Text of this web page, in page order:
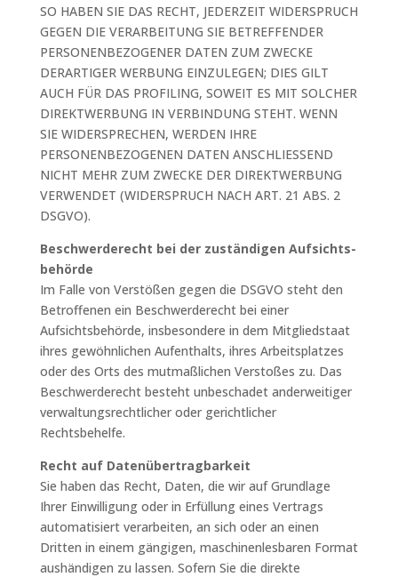
SO HABEN SIE DAS RECHT, JEDERZEIT WIDERSPRUCH
GEGEN DIE VERARBEITUNG SIE BETREFFENDER
PERSONENBEZOGENER DATEN ZUM ZWECKE
DERARTIGER WERBUNG EINZULEGEN; DIES GILT
AUCH FÜR DAS PROFILING, SOWEIT ES MIT SOLCHER
DIREKTWERBUNG IN VERBINDUNG STEHT. WENN
SIE WIDERSPRECHEN, WERDEN IHRE
PERSONENBEZOGENEN DATEN ANSCHLIESSEND
NICHT MEHR ZUM ZWECKE DER DIREKTWERBUNG
VERWENDET (WIDERSPRUCH NACH ART. 21 ABS. 2
DSGVO).
Beschwerde­recht bei der zuständigen Aufsichts­
behörde
Im Falle von Verstößen gegen die DSGVO steht den
Betroffenen ein Beschwerderecht bei einer
Aufsichtsbehörde, insbesondere in dem Mitgliedstaat
ihres gewöhnlichen Aufenthalts, ihres Arbeitsplatzes
oder des Orts des mutmaßlichen Verstoßes zu. Das
Beschwerderecht besteht unbeschadet anderweitiger
verwaltungsrechtlicher oder gerichtlicher
Rechtsbehelfe.
Recht auf Daten­übertrag­barkeit
Sie haben das Recht, Daten, die wir auf Grundlage
Ihrer Einwilligung oder in Erfüllung eines Vertrags
automatisiert verarbeiten, an sich oder an einen
Dritten in einem gängigen, maschinenlesbaren Format
aushändigen zu lassen. Sofern Sie die direkte